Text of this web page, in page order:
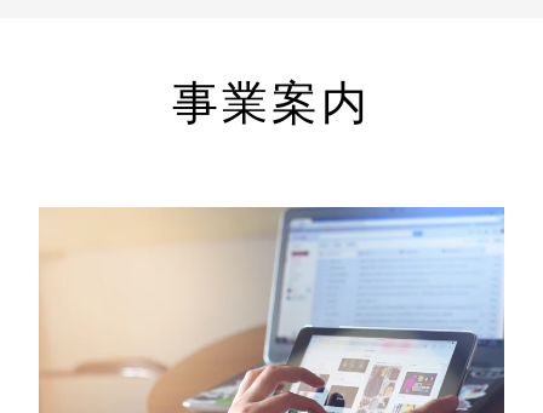
事業案内